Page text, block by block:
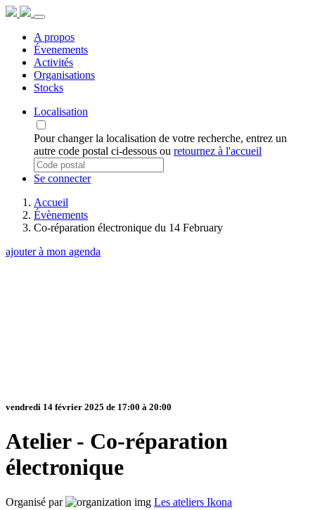
A propos
Évenements
Activités
Organisations
Stocks
Localisation
Pour changer la localisation de votre recherche, entrez un
autre code postal ci-dessous ou retournez à l'accueil
Se connecter
Accueil
Évènements
Co-réparation électronique du 14 February
ajouter à mon agenda
vendredi 14 février 2025 de 17:00 à 20:00
Atelier - Co-réparation
électronique
Organisé par Les ateliers Ikona